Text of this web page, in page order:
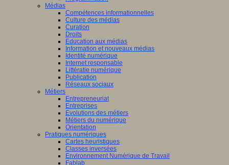
Médias
Compétences informationnelles
Culture des médias
Curation
Droits
Education aux médias
Information et nouveaux médias
Identité numérique
Internet responsable
Littératie numérique
Publication
Réseaux sociaux
Métiers
Entrepreneuriat
Entreprises
Evolutions des métiers
Métiers du numérique
Orientation
Pratiques numériques
Cartes heuristiques
Classes inversées
Environnement Numérique de Travail
Fablab